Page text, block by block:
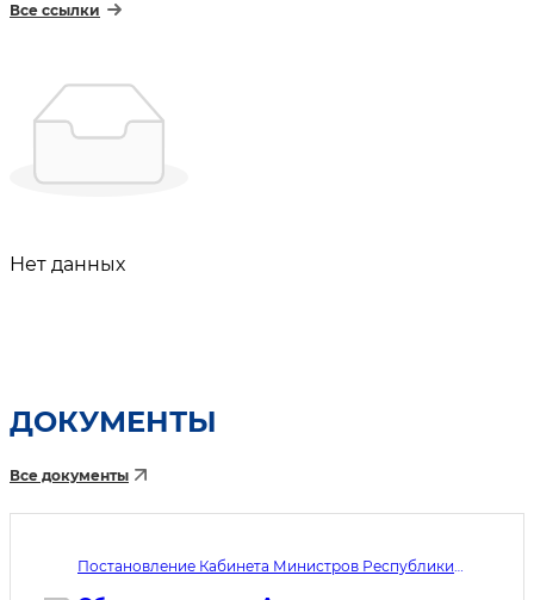
Все ссылки
Нет данных
ДОКУМЕНТЫ
Все документы
Постановление Кабинета Министров Республики